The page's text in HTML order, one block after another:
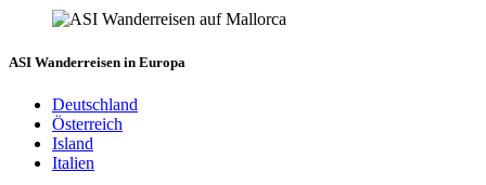
ASI Wanderreisen in Europa
Deutschland
Österreich
Island
Italien